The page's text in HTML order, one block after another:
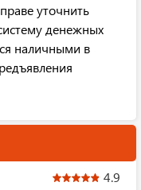
уточнить
денежных
наличными в
4.9